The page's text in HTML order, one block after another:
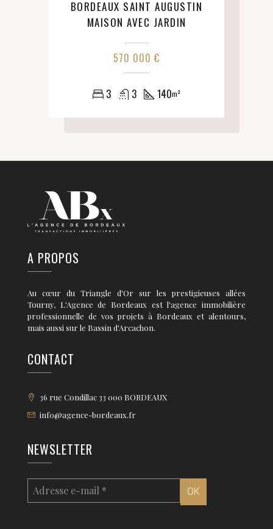
BORDEAUX SAINT AUGUSTIN
MAISON AVEC JARDIN
570 000 €
3 3 140m²
A PROPOS
Au cœur du Triangle d'Or sur les prestigieuses allées
Tourny, L'Agence de Bordeaux est l'agence immobilière
professionnelle de vos projets à Bordeaux et alentours,
mais aussi sur le Bassin d'Arcachon.
CONTACT
36 rue Condillac 33 000 BORDEAUX
info@agence-bordeaux.fr
NEWSLETTER